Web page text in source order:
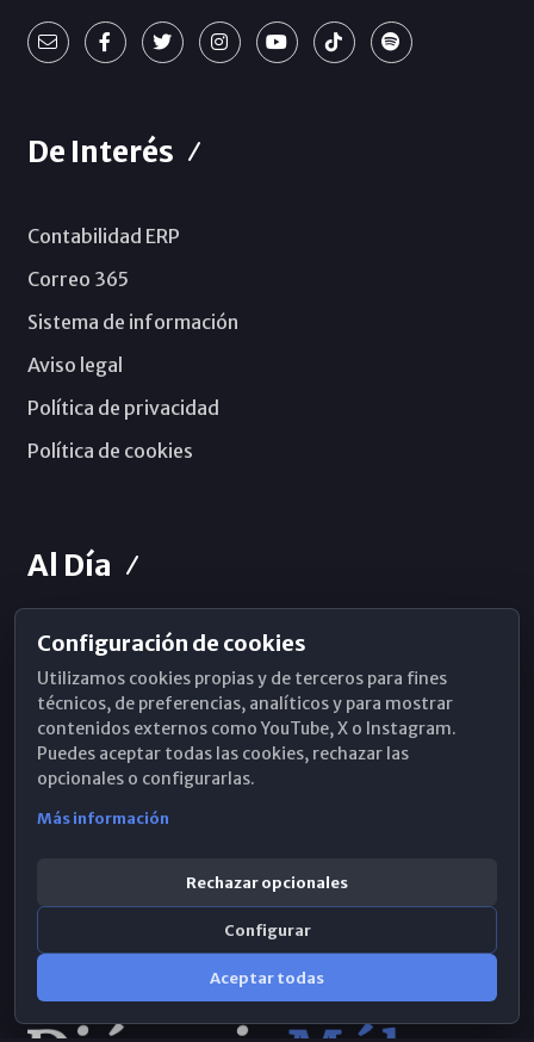
De Interés
Contabilidad ERP
Correo 365
Sistema de información
Aviso legal
Política de privacidad
Política de cookies
Al Día
Horarios de Misa
Hemeroteca
WhatsApp
Configuración de cookies
Utilizamos cookies propias y de terceros para fines
técnicos, de preferencias, analíticos y para mostrar
contenidos externos como YouTube, X o Instagram.
Puedes aceptar todas las cookies, rechazar las
opcionales o configurarlas.
Más información
Rechazar opcionales
Configurar
Aceptar todas